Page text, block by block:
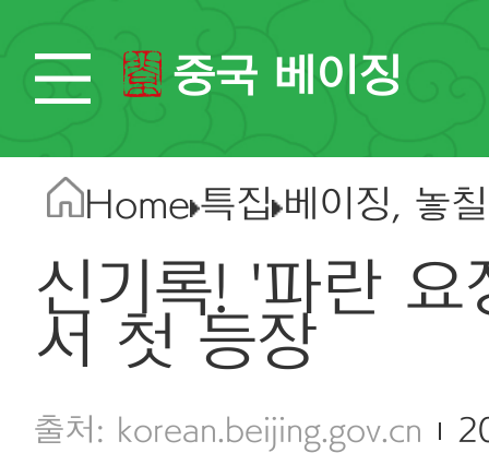
중국 베이징
Home 특집 베이징, 놓
신기록! '파란
서 첫 등장
korean.beijing.gov.cn